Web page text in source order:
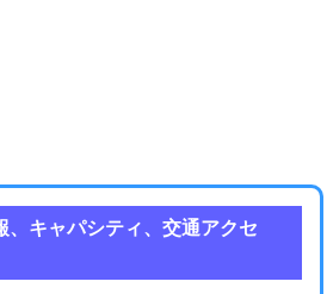
、キャパシティ、交通アクセ